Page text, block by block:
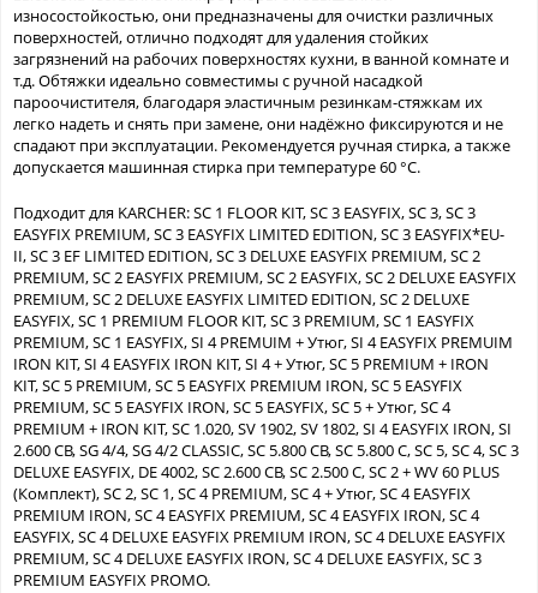
износостойкостью, они предназначены для очистки различных
поверхностей, отлично подходят для удаления стойких
загрязнений на рабочих поверхностях кухни, в ванной комнате и
т.д. Обтяжки идеально совместимы с ручной насадкой
пароочистителя, благодаря эластичным резинкам-стяжкам их
легко надеть и снять при замене, они надёжно фиксируются и не
спадают при эксплуатации. Рекомендуется ручная стирка, а также
допускается машинная стирка при температуре 60 °C.
Подходит для KARCHER: SC 1 FLOOR KIT, SC 3 EASYFIX, SC 3, SC 3
EASYFIX PREMIUM, SC 3 EASYFIX LIMITED EDITION, SC 3 EASYFIX*EU-
II, SC 3 EF LIMITED EDITION, SC 3 DELUXE EASYFIX PREMIUM, SC 2
PREMIUM, SC 2 EASYFIX PREMIUM, SC 2 EASYFIX, SC 2 DELUXE EASYFIX
PREMIUM, SC 2 DELUXE EASYFIX LIMITED EDITION, SC 2 DELUXE
EASYFIX, SC 1 PREMIUM FLOOR KIT, SC 3 PREMIUM, SC 1 EASYFIX
PREMIUM, SC 1 EASYFIX, SI 4 PREMUIM + Утюг, SI 4 EASYFIX PREMUIM
IRON KIT, SI 4 EASYFIX IRON KIT, SI 4 + Утюг, SC 5 PREMIUM + IRON
KIT, SC 5 PREMIUM, SC 5 EASYFIX PREMIUM IRON, SC 5 EASYFIX
PREMIUM, SC 5 EASYFIX IRON, SC 5 EASYFIX, SC 5 + Утюг, SC 4
PREMIUM + IRON KIT, SC 1.020, SV 1902, SV 1802, SI 4 EASYFIX IRON, SI
2.600 CB, SG 4/4, SG 4/2 CLASSIC, SC 5.800 CB, SC 5.800 C, SC 5, SC 4, SC 3
DELUXE EASYFIX, DE 4002, SC 2.600 CB, SC 2.500 C, SC 2 + WV 60 PLUS
(Комплект), SC 2, SC 1, SC 4 PREMIUM, SC 4 + Утюг, SC 4 EASYFIX
PREMIUM IRON, SC 4 EASYFIX PREMIUM, SC 4 EASYFIX IRON, SC 4
EASYFIX, SC 4 DELUXE EASYFIX PREMIUM IRON, SC 4 DELUXE EASYFIX
PREMIUM, SC 4 DELUXE EASYFIX IRON, SC 4 DELUXE EASYFIX, SC 3
PREMIUM EASYFIX PROMO.